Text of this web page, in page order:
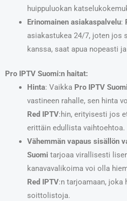
huippuluokan
Erinomainen asiakaspalvelu:
asiakastukea 24/7, joten jos
kanssa, saat apua nopeasti
Pro IPTV Suomi:n haitat:
Hinta: Vaikka Pro IPTV Suomi
vastineen rahalle, sen hinta
Red IPTV:hin, erityisesti jos
erittäin edullista vaihtoehtoa.
Vähemmän vapaus sisällön
Suomi tarjoaa virallisesti
kanavavalikoima voi olla
Red IPTV:n tarjoamaan, joka
soittolistoja.